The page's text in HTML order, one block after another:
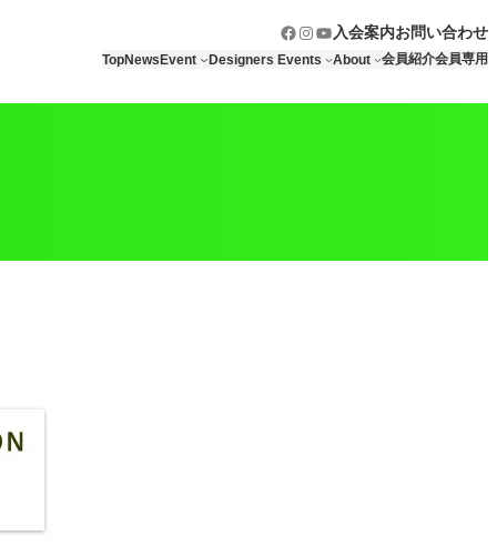
Facebook
Instagram
YouTube
入会案内お問い合わせ
TopNewsEvent Designers Events About 会員紹介会員専用